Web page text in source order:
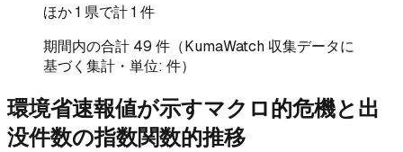
ほか1 県で計1 件
期間内の合計 49 件（KumaWatch 収集データに
基づく集計・単位: 件）
環境省速報値が示すマクロ的危機と出
没件数の指数関数的推移